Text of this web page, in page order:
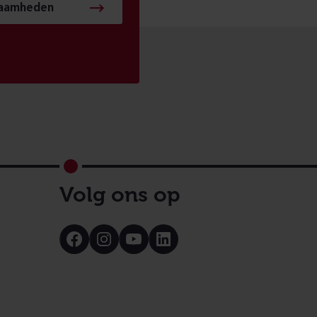
Volg ons op
Bezoek
onze
Bezoek
onze
Bezoek
onze
Bezoek
onze